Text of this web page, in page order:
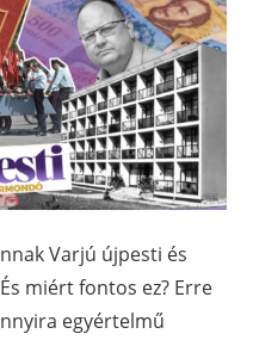
Varjú újpesti és
miért fontos ez? Erre
egyértelmű